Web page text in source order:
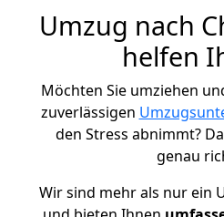
Umzug nach
helfen
Möchten Sie umziehen
zuverlässigen
den Stress abnimmt?
genau
Wir sind mehr als nur ein